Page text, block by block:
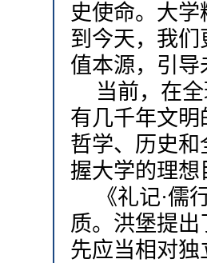
史使命。大
到今天，我
值本源，引
当前，在
有几千年文
哲学、历史
握大学的理
《礼记·
质。洪堡提出
先应当相对独